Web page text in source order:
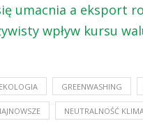
umacnia a eksport
wpływ kursu
EKOLOGIA GREENWASHING
NEUTRALNOŚĆ